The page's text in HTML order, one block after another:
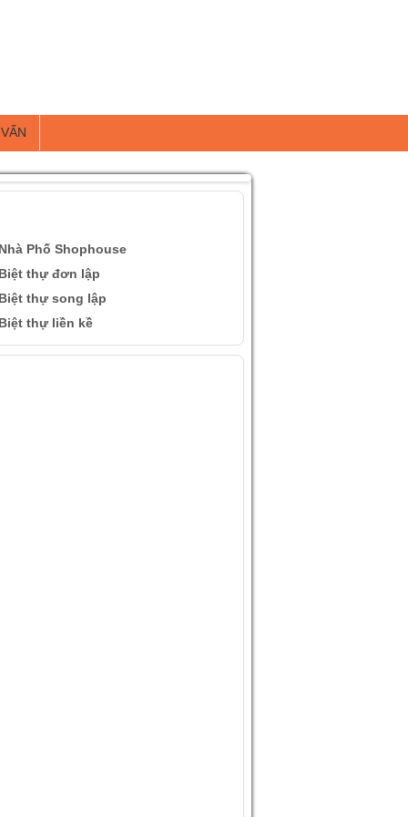
Nhà Phố Shophouse
Biệt thự đơn lập
Biệt thự song lập
Biệt thự liền kề